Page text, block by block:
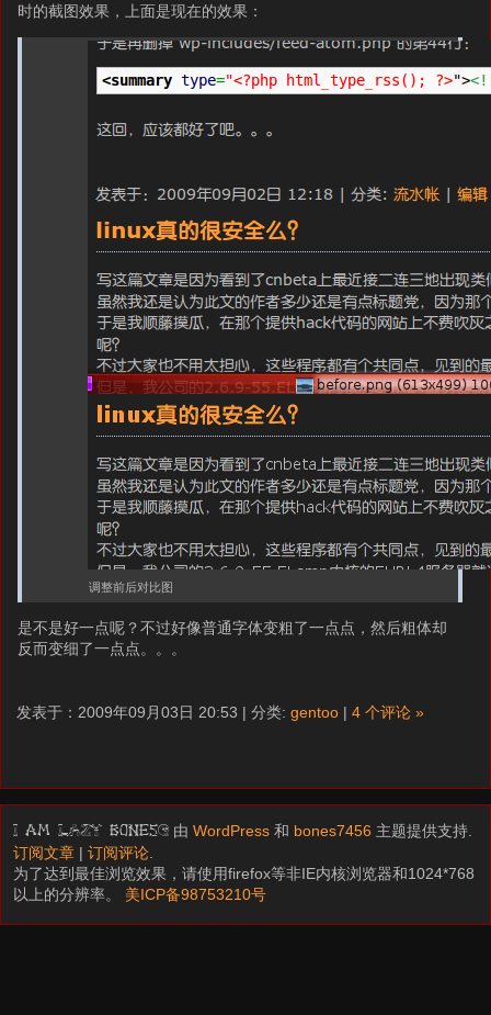
时的截图效果，上面是现在的效果：
调整前后对比图
是不是好一点呢？不过好像普通字体变粗了一点点，然后粗体却
反而变细了一点点。。。
发表于：2009年09月03日 20:53 | 分类: gentoo | 4 个评论 »
I am LAZY bones? 由WordPress 和 bones7456 主题提供支持.
订阅文章 |订阅评论
为了达到最佳浏览效果，请使用firefox等非IE内核浏览器和1024*768
以上的分辨率。 美ICP备98753210号